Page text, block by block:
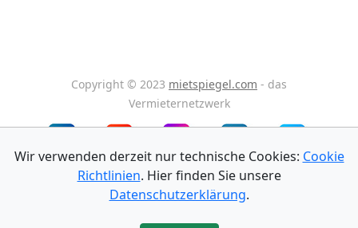
Copyright © 2023 mietspiegel.com - das
Vermieternetzwerk
Impressum Datenschutz AGB
Wir verwenden derzeit nur technische Cookies: Cookie
Richtlinien. Hier finden Sie unsere
Datenschutzerklärung.